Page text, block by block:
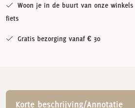
Woon je in de buurt van onze
fiets
Gratis bezorging vanaf € 30
Korte beschrijving/Annotatie